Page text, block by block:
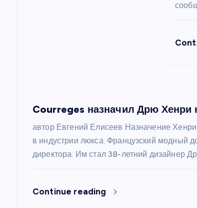
Courreges назначил Дрю
автор Евгений Елисеев Назначение
в индустрии люкса. Французский модный
директора. Им стал 38-летний дизайнер
Continue reading